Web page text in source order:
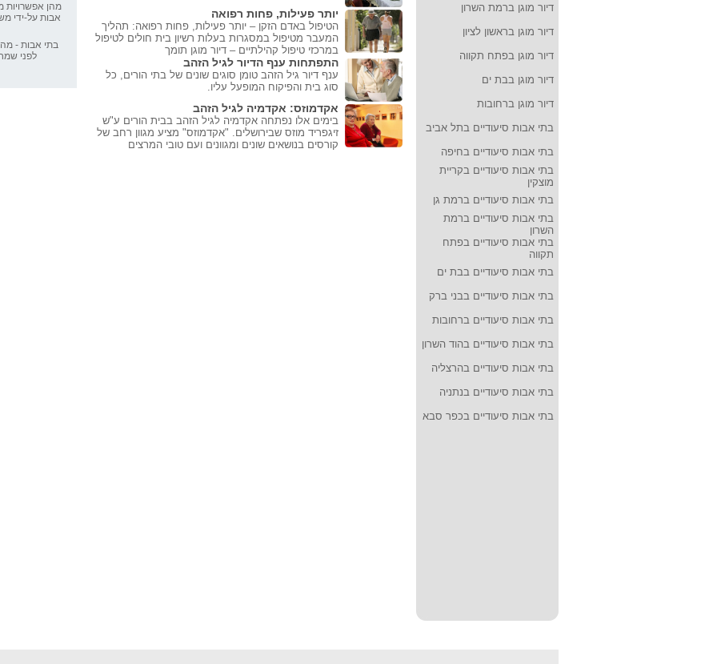
דיור מוגן ברמת השרון
דיור מוגן בראשון לציון
דיור מוגן בפתח תקווה
דיור מוגן בבת ים
דיור מוגן ברחובות
בתי אבות סיעודיים בתל אביב
בתי אבות סיעודיים בחיפה
בתי אבות סיעודיים בקריית
מוצקין
בתי אבות סיעודיים ברמת גן
בתי אבות סיעודיים ברמת
השרון
בתי אבות סיעודיים בפתח
תקווה
בתי אבות סיעודיים בבת ים
בתי אבות סיעודיים בבני ברק
בתי אבות סיעודיים ברחובות
בתי אבות סיעודיים בהוד השרון
בתי אבות סיעודיים בהרצליה
בתי אבות סיעודיים בנתניה
בתי אבות סיעודיים בכפר סבא
יותר פעילות, פחות רפואה
הטיפול באדם הזקן – יותר פעילות, פחות רפואה: תהליך
המעבר מטיפול במסגרות בעלות רשיון בית חולים לטיפול
במרכזי טיפול קהילתיים – דיור מוגן תומך
התפתחות ענף הדיור לגיל הזהב
ענף דיור גיל הזהב טומן סוגים שונים של בתי הורים, כל
סוג בית והפיקוח המופעל עליו.
אקדמוזס: אקדמיה לגיל הזהב
בימים אלו נפתחה אקדמיה לגיל הזהב בבית הורים ע"ש
זיגפריד מוזס שבירושלים. "אקדמוזס" מציע מגוון רחב של
קורסים בנושאים שונים ומגוונים ועם טובי המרצים
דיור מוגן, אתם
איך להקל על
מהן אפשרויות
אבות על-ידי
בתי אבות -
לפני